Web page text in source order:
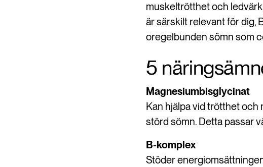
muskeltrötthet och
är särskilt relevant för dig,
oregelbunden sömn som
5
Magnesiumbisglycinat
Kan hjälpa vid trötthet
störd sömn. Detta passar
B-komplex
Stöder